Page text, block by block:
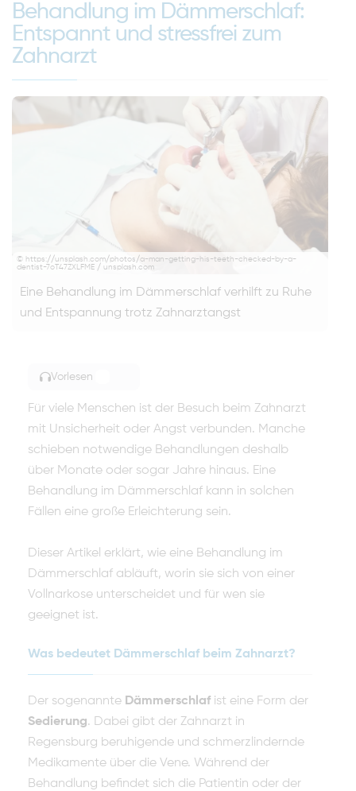
Behandlung im Dämmerschlaf:
Entspannt und stressfrei zum
Zahnarzt
© https://unsplash.com/photos/a-man-getting-his-teeth-checked-by-a-
dentist-7oT47ZXLFME / unsplash.com
Eine Behandlung im Dämmerschlaf verhilft zu Ruhe
und Entspannung trotz Zahnarztangst
Vorlesen
Für viele Menschen ist der Besuch beim Zahnarzt
mit Unsicherheit oder Angst verbunden. Manche
schieben notwendige Behandlungen deshalb
über Monate oder sogar Jahre hinaus. Eine
Behandlung im Dämmerschlaf kann in solchen
Fällen eine große Erleichterung sein.
Dieser Artikel erklärt, wie eine Behandlung im
Dämmerschlaf abläuft, worin sie sich von einer
Vollnarkose unterscheidet und für wen sie
geeignet ist.
Was bedeutet Dämmerschlaf beim Zahnarzt?
Der sogenannte Dämmerschlaf ist eine Form der
Sedierung. Dabei gibt der Zahnarzt in
Regensburg beruhigende und schmerzlindernde
Medikamente über die Vene. Während der
Behandlung befindet sich die Patientin oder der